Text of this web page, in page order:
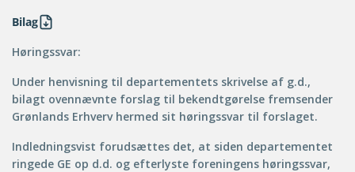
Bilag
Høringssvar:
Under henvisning til departementets skrivelse af g.d.,
bilagt ovennævnte forslag til bekendtgørelse fremsender
Grønlands Erhverv hermed sit høringssvar til forslaget.
Indledningsvist forudsættes det, at siden departementet
ringede GE op d.d. og efterlyste foreningens høringssvar,